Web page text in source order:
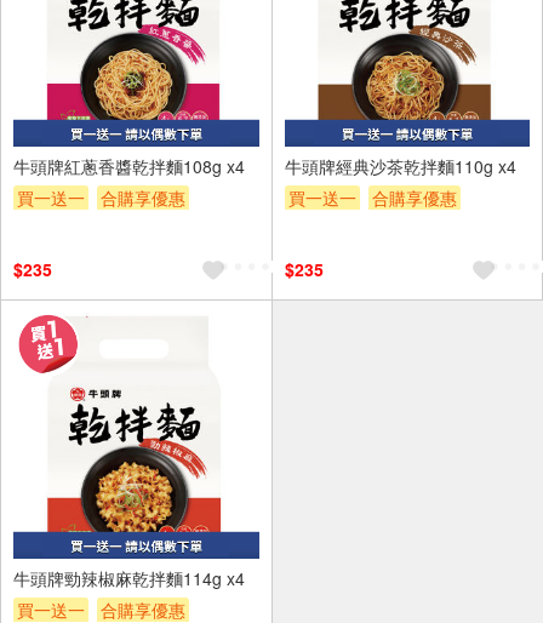
牛頭牌紅蔥香醬乾拌麵108g x4
買一送一
合購享優惠
$235
牛頭牌經典沙茶乾拌麵110g x4
買一送一
合購享優惠
$235
牛頭牌勁辣椒麻乾拌麵114g x4
買一送一
合購享優惠